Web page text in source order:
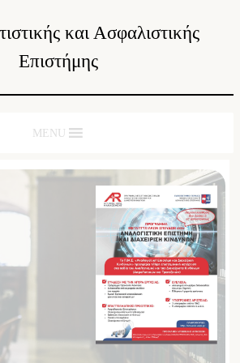
και Ασφαλιστικής
Επιστήμης
MENU